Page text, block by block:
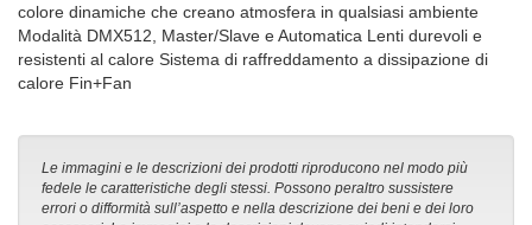
colore dinamiche che creano atmosfera in qualsiasi ambiente
Modalità DMX512, Master/Slave e Automatica Lenti durevoli e
resistenti al calore Sistema di raffreddamento a dissipazione di
calore Fin+Fan
Le immagini e le descrizioni dei prodotti riproducono nel modo più
fedele le caratteristiche degli stessi. Possono peraltro sussistere
errori o difformità sull’aspetto e nella descrizione dei beni e dei loro